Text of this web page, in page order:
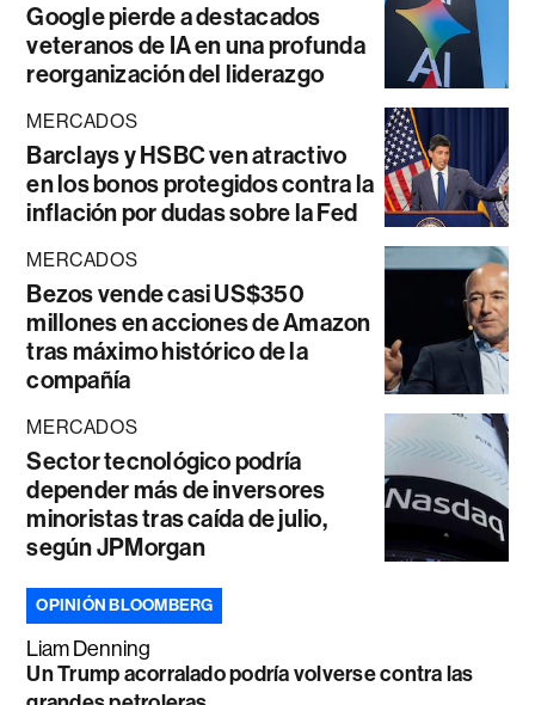
Google pierde a destacados
veteranos de IA en una profunda
reorganización del liderazgo
MERCADOS
Barclays y HSBC ven atractivo
en los bonos protegidos contra la
inflación por dudas sobre la Fed
MERCADOS
Bezos vende casi US$350
millones en acciones de Amazon
tras máximo histórico de la
compañía
MERCADOS
Sector tecnológico podría
depender más de inversores
minoristas tras caída de julio,
según JPMorgan
OPINIÓN BLOOMBERG
Liam Denning
Un Trump acorralado podría volverse contra las